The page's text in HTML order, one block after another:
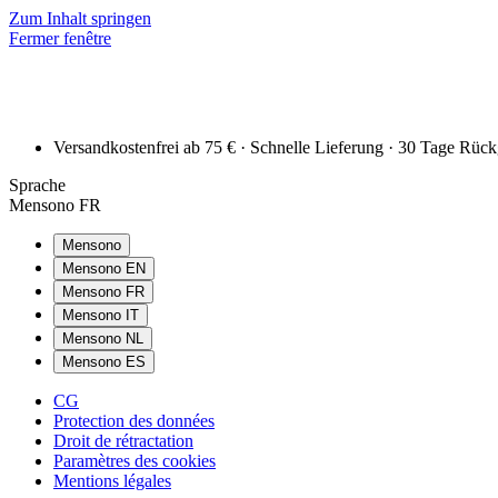
Zum Inhalt springen
Fermer fenêtre
Versandkostenfrei ab 75 € · Schnelle Lieferung · 30 Tage
Sprache
Mensono FR
Mensono
Mensono EN
Mensono FR
Mensono IT
Mensono NL
Mensono ES
CG
Protection des données
Droit de rétractation
Paramètres des cookies
Mentions légales